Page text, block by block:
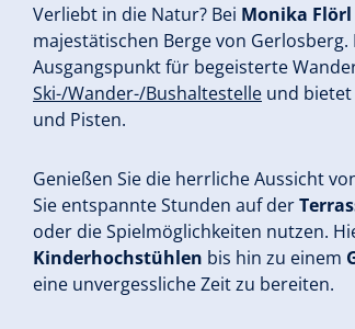
Verliebt in die Natur? Bei Monika Flörl
majestätischen Berge von
Ausgangspunkt für begeisterte
Ski-/Wander-/Bushaltestelle und
und Pisten.
Genießen Sie die herrliche Aussicht
Sie entspannte Stunden auf der
oder die Spielmöglichkeiten nutzen.
Kinderhochstühlen bis hin zu einem
eine unvergessliche Zeit zu bereiten.